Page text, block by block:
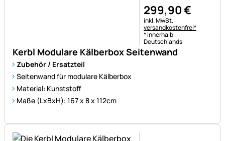
Kerbl Modulare Kälberbox Seitenwand
Zubehör / Ersatzteil
Seitenwand für modulare Kälberbox
Material: Kunststoff
Maße (LxBxH): 167 x 8 x 112cm
299,90€
Steuerhinweis:
inkl. MwSt.
versandkostenfrei*
* innerhalb
Deutschlands